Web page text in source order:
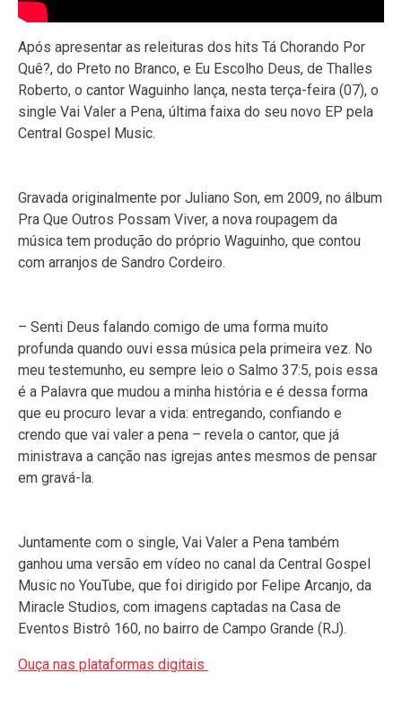
Após apresentar as releituras dos hits Tá Chorando Por
Quê?, do Preto no Branco, e Eu Escolho Deus, de Thalles
Roberto, o cantor Waguinho lança, nesta terça-feira (07), o
single Vai Valer a Pena, última faixa do seu novo EP pela
Central Gospel Music.
Gravada originalmente por Juliano Son, em 2009, no álbum
Pra Que Outros Possam Viver, a nova roupagem da
música tem produção do próprio Waguinho, que contou
com arranjos de Sandro Cordeiro.
– Senti Deus falando comigo de uma forma muito
profunda quando ouvi essa música pela primeira vez. No
meu testemunho, eu sempre leio o Salmo 37:5, pois essa
é a Palavra que mudou a minha história e é dessa forma
que eu procuro levar a vida: entregando, confiando e
crendo que vai valer a pena – revela o cantor, que já
ministrava a canção nas igrejas antes mesmos de pensar
em gravá-la.
Juntamente com o single, Vai Valer a Pena também
ganhou uma versão em vídeo no canal da Central Gospel
Music no YouTube, que foi dirigido por Felipe Arcanjo, da
Miracle Studios, com imagens captadas na Casa de
Eventos Bistrô 160, no bairro de Campo Grande (RJ).
Ouça nas plataformas digitais